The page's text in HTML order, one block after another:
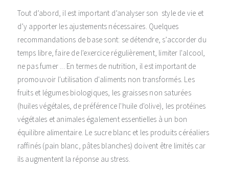
Tout d’abord, il est important d’analyser son style de vie et
d’y apporter les ajustements nécessaires. Quelques
recommandations de base sont: se détendre, s’accorder du
temps libre, faire de l'exercice régulièrement, limiter l'alcool,
ne pas fumer ... En termes de nutrition, il est important de
promouvoir l'utilisation d'aliments non transformés. Les
fruits et légumes biologiques, les graisses non saturées
(huiles végétales, de préférence l'huile d'olive), les protéines
végétales et animales également essentielles à un bon
équilibre alimentaire. Le sucre blanc et les produits céréaliers
raffinés (pain blanc, pâtes blanches) doivent être limités car
ils augmentent la réponse au stress.